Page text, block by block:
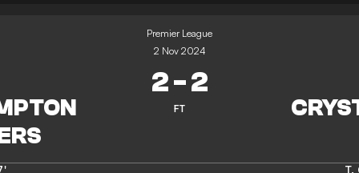
Premier League
2 Nov 2024
2-2
FT
T.